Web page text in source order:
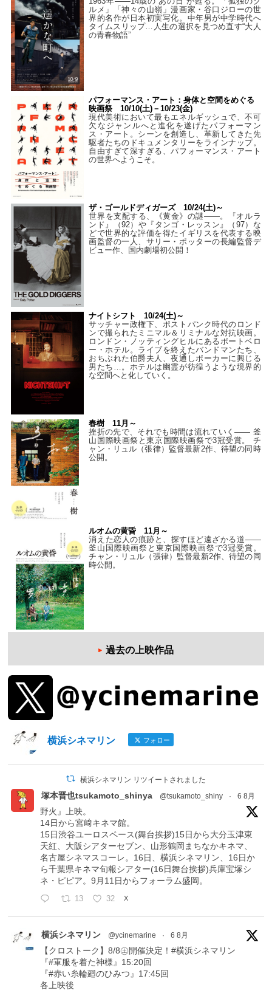
ルメ」「神々の山嶺」漫画家・谷口ジローの世
界的名作が日本初実写化。中年男が中学時代へ
タイムスリップ…人生の選択を見つめ直す“大人
の青春物語”
パフォーマンス・アート：身体と空間をめぐる
映画祭 10/10(土)－10/23(金)
現代美術において最もエネルギッシュで、不可
欠なジャンルへと進化を遂げたパフォーマン
ス・アート。シーンを創造し、革新してきた先
駆者たちのドキュメンタリーをラインナップ。
自由すぎて深すぎる、パフォーマンス・アート
の世界へようこそ。
ザ・ゴールドディガーズ 10/24(土)～
世界を支配する、《黄金》の謎――。『オルラ
ンド』（92）や『タンゴ・レッスン』（97）な
どで世界的な評価を得たイギリスを代表する映
画監督の一人、サリー・ポッターの長編監督デ
ビュー作、国内劇場初公開！
ナイトシフト 10/24(土)～
サッチャー政権下、ポストパンク時代のロンド
ンで撮られたミニマル＆リミナルな対抗映画。
ロンドン・ノッティングヒルにあるポートベロ
ー・ホテル。ライブを終えたバンドマンたち、
おちぶれた伯爵夫人、夜通しポーカーに興じる
男たち…。ホテルは幽霊が彷徨うような境界的
な空間へと化していく。
春樹 11月～
挫折の先で、それでも時間は流れていく—— 釜
山国際映画祭と東京国際映画祭で3冠受賞。 チ
ャン・リュル（張律）監督最新2作、待望の同時
公開。
ルオムの黄昏 11月～
消えた恋人の痕跡と、探すほど遠ざかる道——
釜山国際映画祭と東京国際映画祭で3冠受賞。
チャン・リュル（張律）監督最新2作、待望の同
時公開。
過去の上映作品
横浜シネマリン フォロー
横浜シネマリン リツイートされました
塚本晋也tsukamoto_shinya @tsukamoto_shiny · 6 8月
野火』上映。
14日から宮﨑キネマ館。
15日渋谷ユーロスペース(舞台挨拶)15日から大分玉津東
天紅、大阪シアターセブン、山形鶴岡まちなかキネマ、
名古屋シネマスコーレ。16日、横浜シネマリン、16日か
ら千葉県キネマ旬報シアター(16日舞台挨拶)兵庫宝塚シ
ネ・ピピア。9月11日からフォーラム盛岡。
13 32 X
横浜シネマリン @ycinemarine · 6 8月
【クロストーク】8/8㊏開催決定！#横浜シネマリン
『#軍服を着た神様』15:20回
『#赤い糸輪廻のひみつ』17:45回
各上映後